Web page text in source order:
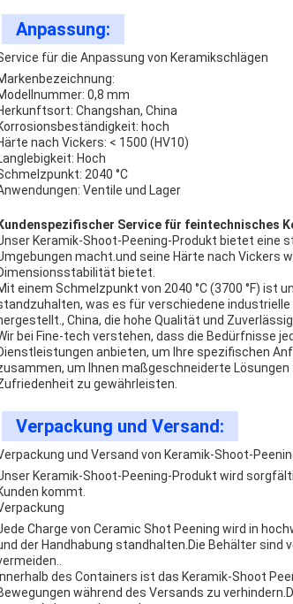
Anpassung:
für die Anpassung von Keramikschlägen
0,8 mm
Changshan, China
hoch
nach Vickers: < 1500 (HV10)
Hoch
2040 °C
Ventile und Lager
Service für feintechnisches
Keramik-Shoot-Peening-Produkt bietet eine
macht.und seine Härte nach Vickers
bietet.
einem Schmelzpunkt von 2040 °C (3700 °F) ist
was es für verschiedene
China, die hohe Qualität und
bei Fine-tech verstehen, dass die Bedürfnisse
anbieten, um Ihre spezifischen
um Ihnen maßgeschneiderte
zu gewährleisten.
Verpackung und Versand:
und Versand von Keramik-Shoot-
Keramik-Shoot-Peening-Produkt wird
kommt.
Charge von Ceramic Shot Peening wird in
der Handhabung standhalten.Die Behälter
des Containers ist das Keramik-Shoot
während des Versands zu